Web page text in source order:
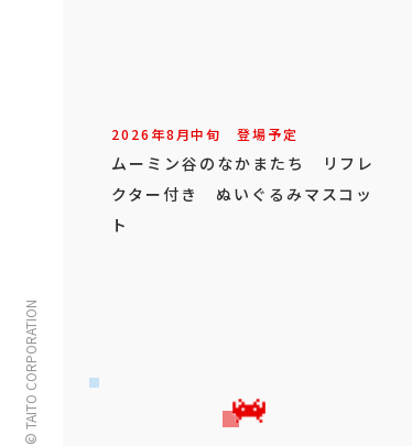
© TAITO CORPORATION
2026年8月中旬 登場予定
ムーミン谷のなかまたち リフレ
クター付き ぬいぐるみマスコッ
ト